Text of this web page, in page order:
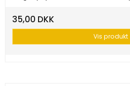
35,00 DKK
Vis produkt